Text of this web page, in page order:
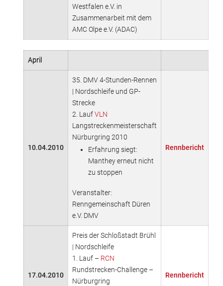
Westfalen e.V. in
Zusammenarbeit mit dem
AMC Olpe e.V. (ADAC)
April
10.04.2010
35. DMV 4-Stunden-Rennen
| Nordschleife und GP-
Strecke
2. LaufVLN
Langstreckenmeisterschaft
Nürburgring 2010
Erfahrung siegt:
Manthey erneut nicht
zu stoppen
Veranstalter:
Renngemeinschaft Düren
e.V. DMV
Rennbericht
17.04.2010
Preis der Schloßstadt Brühl
| Nordschleife
1. Lauf – RCN
Rundstrecken-Challenge –
Nürburgring
Rennbericht